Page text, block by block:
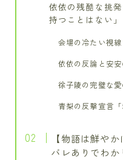
依依の残酷な挑
持つことはない」
会場の冷たい視線
依依の反論と安
徐子陵の完璧な
青梨の反撃宣言
【物語は鮮や
バレありでわか